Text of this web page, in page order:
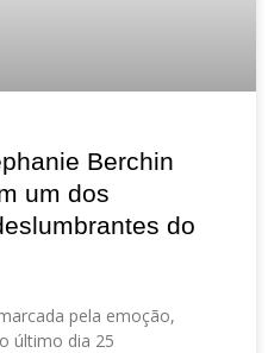
Berchin
um dos
do
pela emoção,
último dia 25